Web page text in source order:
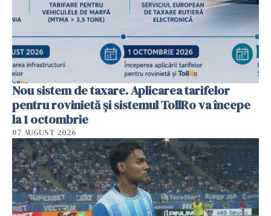
Nou sistem de taxare. Aplicarea tarifelor
pentru rovinietă şi sistemul TollRo va începe
la 1 octombrie
07 AUGUST 2026